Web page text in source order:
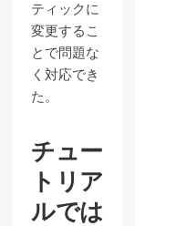
ティックに
変更するこ
とで問題な
く対応でき
た。
チュー
トリア
ルでは